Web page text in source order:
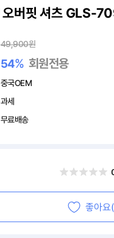
버핏 셔츠 GLS-
49,900원
54% 회원전용
중국OEM
과세
무료배송
좋아요